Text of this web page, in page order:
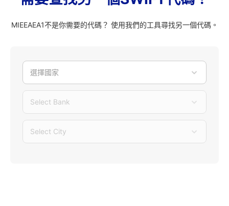
MIEEAEA1不是你需要的代碼？ 使用我們的工具尋找另一個代碼。
選擇國家
Select Bank
Select City